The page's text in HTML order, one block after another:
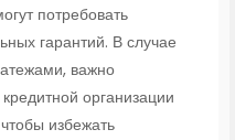
потребовать
гарантий. В случае
важно
организации
избежать